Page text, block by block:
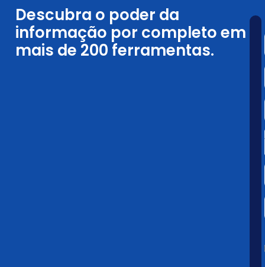
Descubra o poder da
informação por completo em
mais de 200 ferramentas.